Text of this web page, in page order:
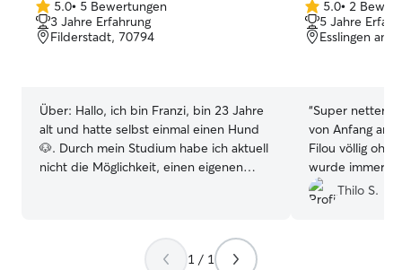
5.0
von
5
5.0• 5 Bewertungen
3 Jahre Erfahrung
Filderstadt, 70794
Über: Hallo, ich bin Franzi, bin 23 Jahre
alt und hatte selbst einmal einen Hund
🐶. Durch mein Studium habe ich aktuell
nicht die Möglichkeit, einen eigenen
Tieren aufgewachsen und konnte daher
viele Erfahrungen in der Tierbetreuung
5.0
von
5
5.0• 2
5 Jahre
Esslingen am
“Super netter
von Anfang an
Filou völlig ohne
wurde immer
Laufenden
Fotos erhalten.
Thilo S.
1 / 1